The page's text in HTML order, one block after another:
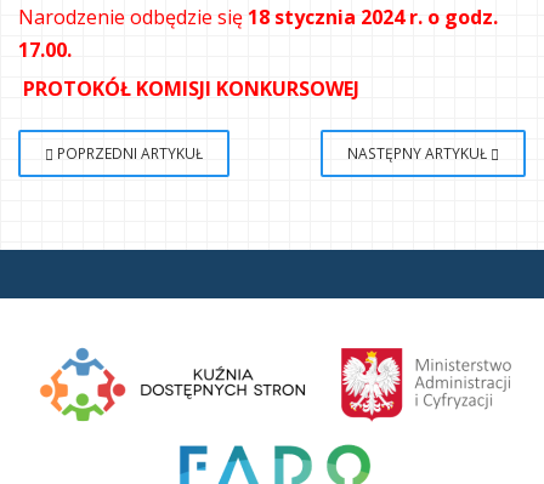
Narodzenie odbędzie się 18 stycznia 2024 r. o godz.
17.00.
PROTOKÓŁ KOMISJI KONKURSOWEJ
POPRZEDNI ARTYKUŁ NASTĘPNY ARTYKUŁ